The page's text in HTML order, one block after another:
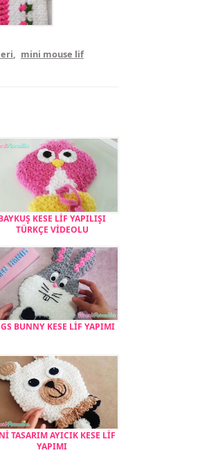
, mini mouse lif
KESE LİF YAPILIŞI
TÜRKÇE VİDEOLU
BUNNY KESE LİF YAPIMI
TASARIM AYICIK KESE LİF
YAPIMI